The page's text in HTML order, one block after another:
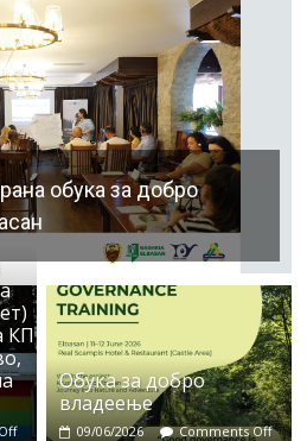
обука за добро
КП
Обука за добро
владеење
09/06/2026 Comments Off